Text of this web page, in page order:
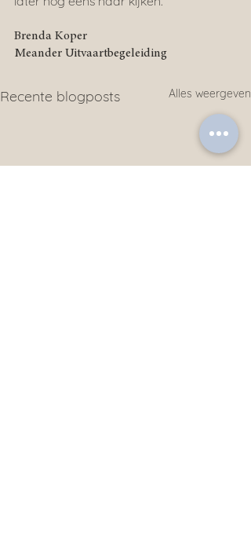
Brenda Koper
Meander Uitvaartbegeleiding
Recente blogposts Alles weergeven